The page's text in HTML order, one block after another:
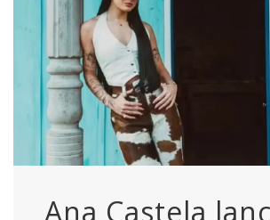
Ana Castela